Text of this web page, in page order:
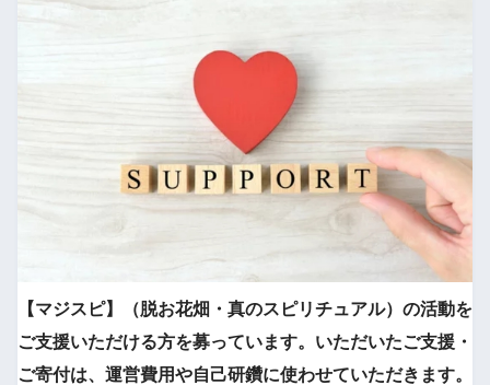
【マジスピ】（脱お花畑・真のスピリチュアル）の活動を
ご支援いただける方を募っています。いただいたご支援・
ご寄付は、運営費用や自己研鑽に使わせていただきます。